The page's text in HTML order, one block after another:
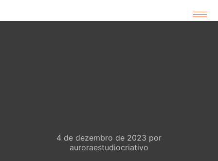
4 de dezembro de 2023 por
auroraestudiocriativo